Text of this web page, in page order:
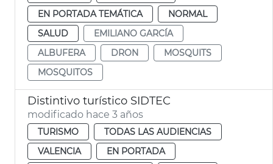
EN PORTADA TEMÁTICA
NORMAL
SALUD
EMILIANO GARCÍA
ALBUFERA
DRON
MOSQUITS
MOSQUITOS
Distintivo turístico SIDTEC
modificado hace 3 años
TURISMO
TODAS LAS AUDIENCIAS
VALENCIA
EN PORTADA